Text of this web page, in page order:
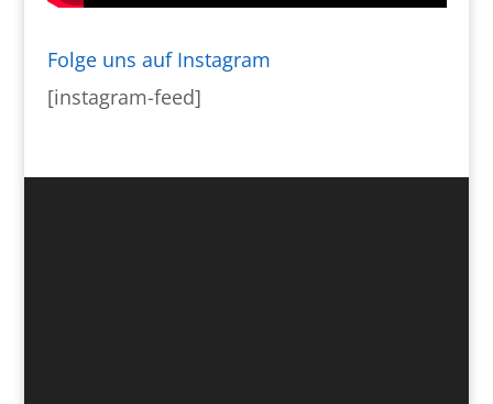
Folge uns auf Instagram
[instagram-feed]